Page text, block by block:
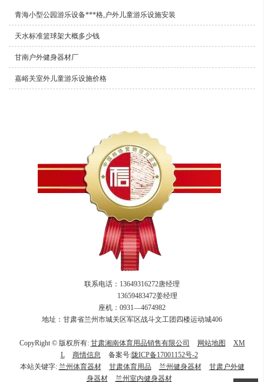
青海小型公园游乐设备***格,户外儿童游乐设施安装
天水标准篮球架大概多少钱
甘南户外健身器材厂
嘉峪关室外儿童游乐设施价格
联系电话：13649316272唐经理
13659483472姜经理
座机：0931—4674982
地址：甘肃省兰州市城关区军区战斗文工团四楼运动城406
CopyRight © 版权所有: 甘肃湘南体育用品销售有限公司 网站地图
XM
L
商情信息 备案号:陇ICP备17001152号-2
本站关键字: 兰州体育器材 甘肃体育用品 兰州健身器材
甘肃户外健
身器材
兰州室内健身器材